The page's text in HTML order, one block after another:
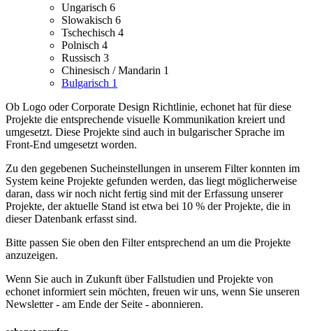
Ungarisch 6
Slowakisch 6
Tschechisch 4
Polnisch 4
Russisch 3
Chinesisch / Mandarin 1
Bulgarisch 1
Ob Logo oder Corporate Design Richtlinie, echonet hat für diese
Projekte die entsprechende visuelle Kommunikation kreiert und
umgesetzt. Diese Projekte sind auch in bulgarischer Sprache im
Front-End umgesetzt worden.
Zu den gegebenen Sucheinstellungen in unserem Filter konnten im
System keine Projekte gefunden werden, das liegt möglicherweise
daran, dass wir noch nicht fertig sind mit der Erfassung unserer
Projekte, der aktuelle Stand ist etwa bei 10 % der Projekte, die in
dieser Datenbank erfasst sind.
Bitte passen Sie oben den Filter entsprechend an um die Projekte
anzuzeigen.
Wenn Sie auch in Zukunft über Fallstudien und Projekte von
echonet informiert sein möchten, freuen wir uns, wenn Sie unseren
Newsletter - am Ende der Seite - abonnieren.